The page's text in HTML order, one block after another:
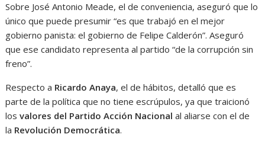
Sobre José Antonio Meade, el de conveniencia, aseguró que lo
único que puede presumir “es que trabajó en el mejor
gobierno panista: el gobierno de Felipe Calderón”. Aseguró
que ese candidato representa al partido “de la corrupción sin
freno”.
Respecto a Ricardo Anaya, el de hábitos, detalló que es
parte de la política que no tiene escrúpulos, ya que traicionó
los valores del Partido Acción Nacional al aliarse con el de
la Revolución Democrática.